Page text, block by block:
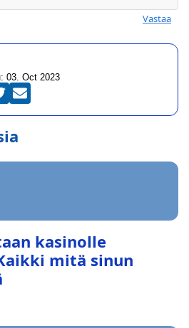
03. Oct 2023
kasinolle
mitä sinun